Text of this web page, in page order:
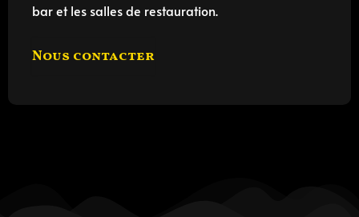
bar et les salles de restauration.
Nous contacter